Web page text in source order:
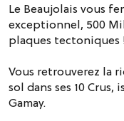
Le Beaujolais vous
exceptionnel, 500
plaques tectoniques
Vous retrouverez la
sol dans ses 10
Gamay.